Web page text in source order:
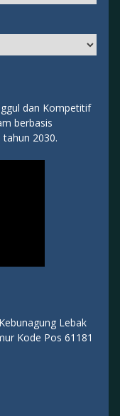
dan Kompetitif
berbasis
tahun 2030.
Lebak
Kode Pos 61181